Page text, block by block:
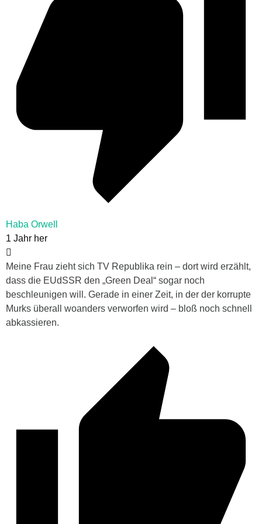
Haba Orwell
1 Jahr her
Meine Frau zieht sich TV Republika rein – dort wird erzählt,
dass die EUdSSR den „Green Deal“ sogar noch
beschleunigen will. Gerade in einer Zeit, in der der korrupte
Murks überall woanders verworfen wird – bloß noch schnell
abkassieren.